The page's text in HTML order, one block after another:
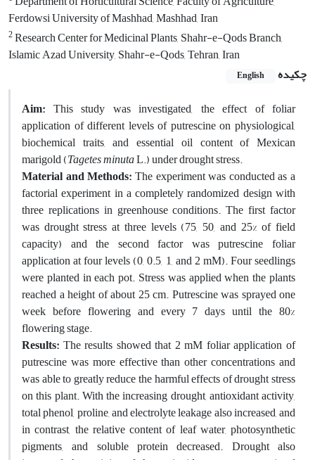
Ferdowsi University of Mashhad, Mashhad, Iran
2Research Center for Medicinal Plants, Shahr-e-Qods Branch,
Islamic Azad University, Shahr-e-Qods, Tehran, Iran
چکیده
English
Aim: This study was investigated, the effect of foliar
application of different levels of putrescine on physiological,
biochemical traits, and essential oil content of Mexican
marigold (Tagetes minutaL.) under drought stress.
Material and Methods:The experiment was conducted as a
factorial experiment in a completely randomized design with
three replications in greenhouse conditions. The first factor
was drought stress at three levels (75, 50, and 25% of field
capacity) and the second factor was putrescine foliar
application at four levels (0, 0.5, 1, and 2 mM). Four seedlings
were planted in each pot. Stress was applied when the plants
reached a height of about 25 cm. Putrescine was sprayed one
week before flowering and every 7 days until the 80%
flowering stage.
Results: The results showed that 2 mM foliar application of
putrescine was more effective than other concentrations and
was able to greatly reduce the harmful effects of drought stress
on this plant. With the increasing drought, antioxidant activity,
total phenol, proline, and electrolyte leakage also increased, and
in contrast, the relative content of leaf water, photosynthetic
pigments, and soluble protein decreased. Drought also